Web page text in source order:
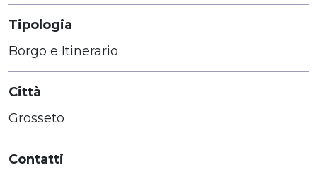
Tipologia
Borgo e Itinerario
Città
Grosseto
Contatti